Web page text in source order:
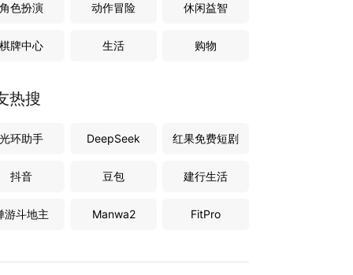
角色扮演 动作冒险 休闲益智
棋牌中心 生活 购物
热搜
光环助手 DeepSeek 红果免费短剧
抖音 豆包 建行生活
游斗地主 Manwa2 FitPro